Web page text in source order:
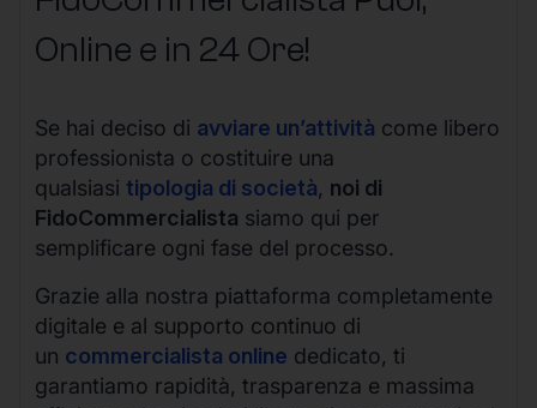
Online e in 24 Ore!
Se hai deciso di avviare un’attività come libero
professionista o costituire una
qualsiasi tipologia di società, noi di
FidoCommercialista siamo qui per
semplificare ogni fase del processo.
Grazie alla nostra piattaforma completamente
digitale e al supporto continuo di
un commercialista online dedicato, ti
garantiamo rapidità, trasparenza e massima